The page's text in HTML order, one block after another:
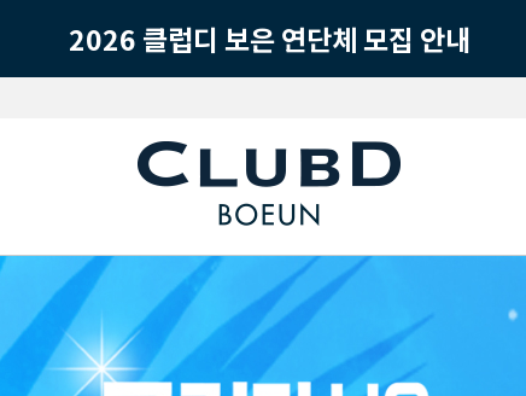
2026 클럽디 보은 연단체 모집 안내